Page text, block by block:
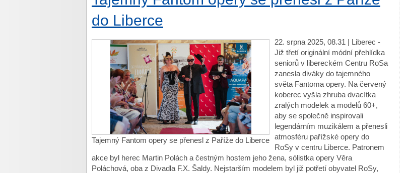
do Liberce
Tajemný Fantom opery se přenesl z Paříže do Liberce
22. srpna 2025, 08.31 | Liberec -
Již třetí originální módní přehlídka
seniorů v libereckém Centru RoSa
zanesla diváky do tajemného
světa Fantoma opery. Na červený
koberec vyšla zhruba dvacítka
zralých modelek a modelů 60+,
aby se společně inspirovali
legendárním muzikálem a přenesli
atmosféru pařížské opery do
RoSy v centru Liberce. Patronem
akce byl herec Martin Polách a čestným hostem jeho žena, sólistka opery Věra
Poláchová, oba z Divadla F.X. Šaldy. Nejstarším modelem byl již potřetí obyvatel RoSy,